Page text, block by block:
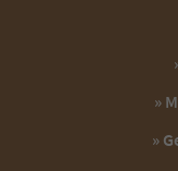
»
»